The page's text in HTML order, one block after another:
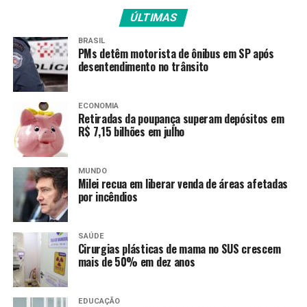
O prazo para entregar a declaração começou em 23
de março e termina às 23h59min59s de 29 de maio.
programa gerador da declaraçãoestá disponível desde
19 de março.
Quem não enviar a declaração no prazo pagará multa de
R$ 165,74 ou 1% do imposto devido, prevalecendo o
maior valor.
As pessoas físicas que receberam rendimentos
tributáveis acima de R$ 35.584, assim como aquelas que
obtiveram receita bruta da atividade rural acima de R$
177.920, são obrigadas a declarar. As pessoas que
receberam até dois salários mínimos mensais em 2025
estão dispensadas de fazer a declaração, salvo se se
enquadrarem em outro critério de obrigatoriedade.
Fonte:Agência Brasil
ÚLTIMAS
BRASIL
PMs detêm motorista de ônibus em SP após
desentendimento no trânsito
ECONOMIA
Retiradas da poupança superam depósitos em
R$ 7,15 bilhões em julho
MUNDO
Milei recua em liberar venda de áreas afetadas
por incêndios
SAÚDE
Cirurgias plásticas de mama no SUS crescem
mais de 50% em dez anos
EDUCAÇÃO